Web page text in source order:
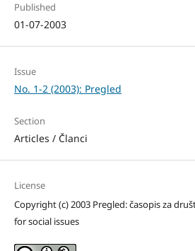
Published
01-07-2003
Issue
No. 1-2 (2003): Pregled
Section
Articles / Članci
License
Copyright (c) 2003 Pregled: časopis za
for social issues